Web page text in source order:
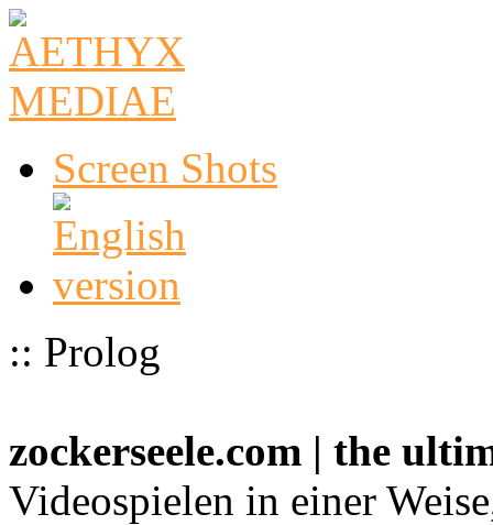
Screen Shots
:: Prolog
zockerseele.com | the
Videospielen in einer